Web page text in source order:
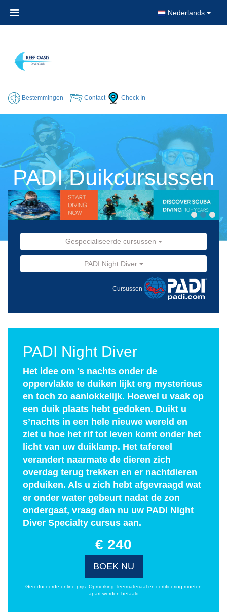
Nederlands
Bestemmingen Contact Check In
PADI Duikcursussen
Gespecialiseerde cursussen
PADI Night Diver
Cursussen
PADI Night Diver
Het idee om 's nachts onder de
oppervlakte te duiken lijkt erg mysterieus
en toch zo aanlokkelijk. Hoewel u vaak op
een duik plaats hebt gedoken. Duikt u
s’nachts in een hele nieuwe wereld en
ziet u hoe het rif tot leven komt onder het
licht van uw duiklamp. Het tafereel
verandert naarmate de dieren zich
overdag terug trekken en er nachtdieren
opduiken. Als u zich hebt afgevraagd wat
er onder water gebeurt nadat de zon
ondergaat, vraag dan nu uw PADI Night
Diver Specialty cursus aan.
€ 240
BOEK NU
Gereduceerde online prijs. Opmerking: leermateriaal en certificering moeten
apart worden betaald